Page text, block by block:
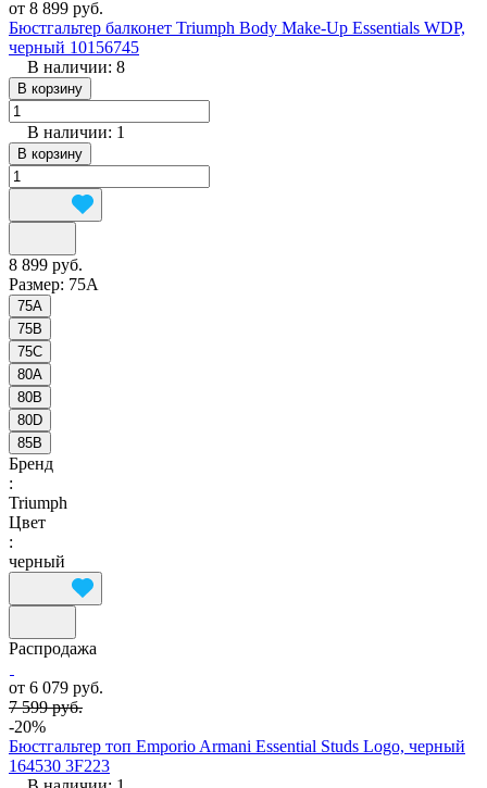
от 8 899 руб.
Бюстгальтер балконет Triumph Body Make-Up Essentials WDP,
черный 10156745
В наличии: 8
В корзину
В наличии: 1
В корзину
8 899 руб.
Размер: 75A
75A
75B
75C
80A
80B
80D
85B
Бренд
:
Triumph
Цвет
:
черный
Распродажа
от 6 079 руб.
7 599 руб.
-20%
Бюстгальтер топ Emporio Armani Essential Studs Logo, черный
164530 3F223